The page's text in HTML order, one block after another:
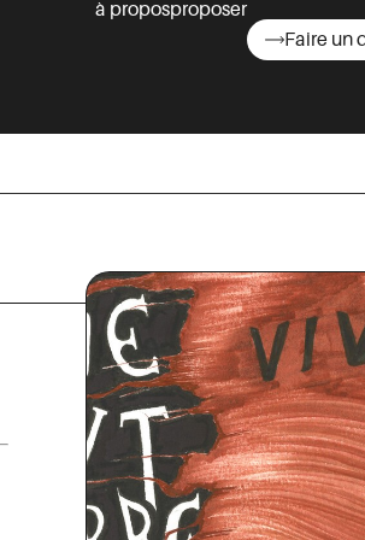
à proposproposer
Faire un